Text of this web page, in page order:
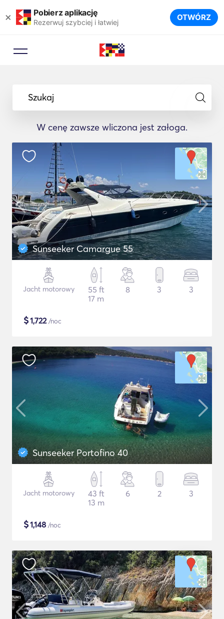
× Pobierz aplikację
Rezerwuj szybciej i łatwiej OTWÓRZ
Szukaj
W cenę zawsze wliczona jest załoga.
Sunseeker Camargue 55
Jacht motorowy
55 ft
17 m
8 3 3
$1,722/noc
Sunseeker Portofino 40
Jacht motorowy
43 ft
13 m
6 2 3
$1,148 /noc